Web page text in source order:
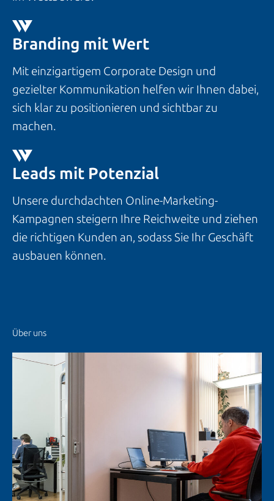
Branding mit Wert
Mit einzigartigem Corporate Design und
gezielter Kommunikation helfen wir Ihnen dabei,
sich klar zu positionieren und sichtbar zu
machen.
Leads mit Potenzial
Unsere durchdachten Online-Marketing-
Kampagnen steigern Ihre Reichweite und ziehen
die richtigen Kunden an, sodass Sie Ihr Geschäft
ausbauen können.
Über uns